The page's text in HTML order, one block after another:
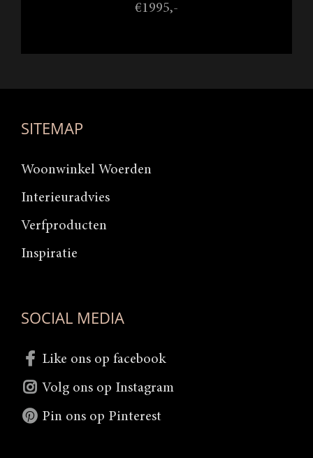
€1995,-
SITEMAP
Woonwinkel Woerden
Interieuradvies
Verfproducten
Inspiratie
SOCIAL MEDIA
Like ons op facebook
Volg ons op Instagram
Pin ons op Pinterest